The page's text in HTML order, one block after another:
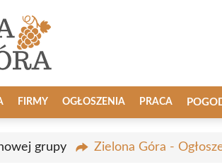
FIRMY OGŁOSZENIA PRACA
grupy Zielona Góra -